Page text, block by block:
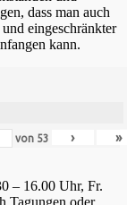
dass man auch
eingeschränkter
kann.
von 53 › »
– 16.00 Uhr, Fr.
Tagungen oder